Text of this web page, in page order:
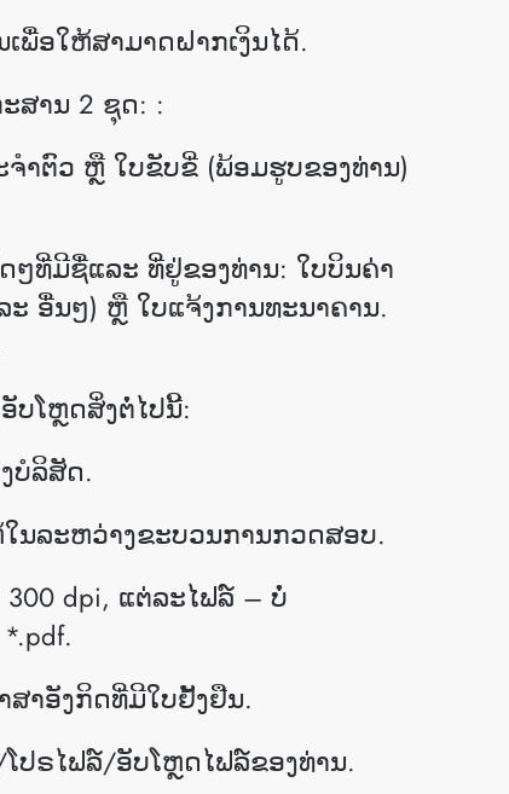
ພື່ອໃຫ້ສາມາດຝາກເງິນໄດ້.
ສານ 2 ຊຸດ: :
ຳຕົວ ຫຼື ໃບຂັບຂີ່ (ພ້ອມຮູບຂອງທ່ານ)
ໆ​ທີ່​ມີ​ຊື່​ແລະ ​ທີ່​ຢູ່​ຂອງ​ທ່ານ​: ໃບ​ບິນ​ຄ່າ​
ອື່ນໆ​) ຫຼື​ ໃບ​ແຈ້ງ​ການ​ທະ​ນາ​ຄານ​.
ບໂຫຼດສິ່ງຕໍ່ໄປນີ້:
ບໍລິສັດ.
ນລະຫວ່າງຂະບວນການກວດສອບ.
dpi, ແຕ່ລະໄຟລ໌ – ບໍ່
າອັງກິດທີ່ມີໃບຢັ້ງຢືນ.
ປຣໄຟລ໌/ອັບໂຫຼດໄຟລ໌ຂອງທ່ານ.